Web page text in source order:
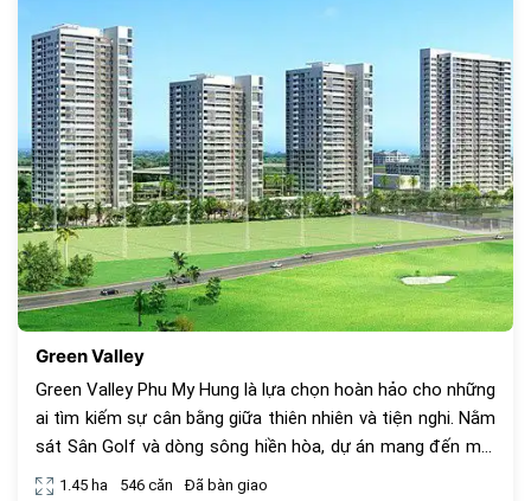
Green Valley
Green Valley Phu My Hung là lựa chọn hoàn hảo cho những
ai tìm kiếm sự cân bằng giữa thiên nhiên và tiện nghi. Nằm
sát Sân Golf và dòng sông hiền hòa, dự án mang đến môi
trường sống yên tĩnh, không khí trong lành cùng với tiện
1.45 ha 546 căn Đã bàn giao